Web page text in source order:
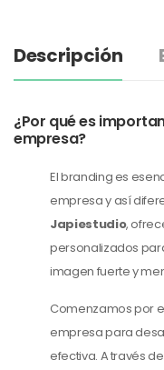
Descripción
¿Por qué es
empresa?
El branding es
empresa y así
Japiestudio,
personalizados
imagen fuerte y
Comenzamos por
empresa para
efectiva. A través